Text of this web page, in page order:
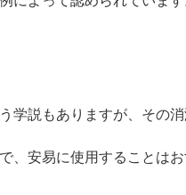
説もありますが、その
安易に使用することは